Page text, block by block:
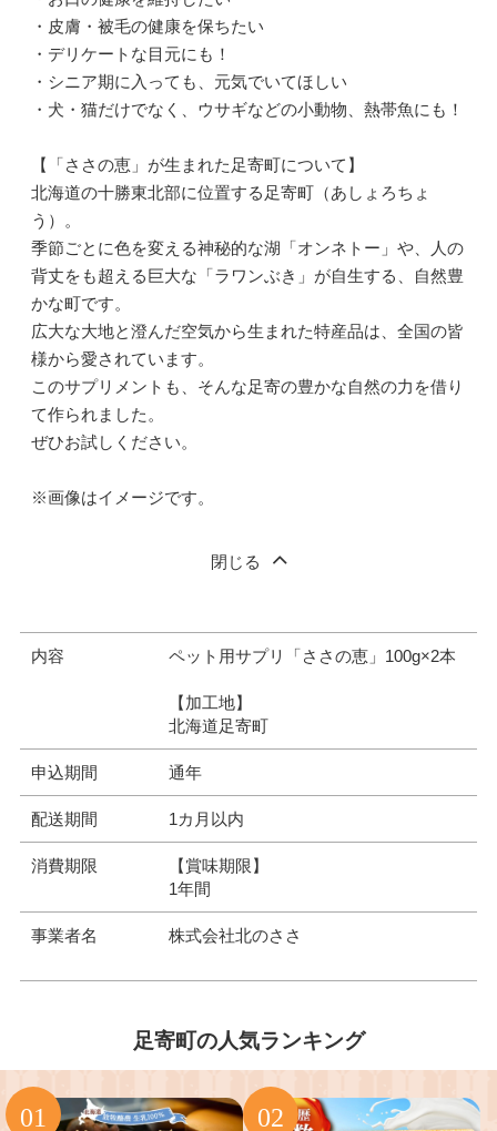
・皮膚・被毛の健康を保ちたい
・デリケートな目元にも！
・シニア期に入っても、元気でいてほしい
・犬・猫だけでなく、ウサギなどの小動物、熱帯魚にも！
【「ささの恵」が生まれた足寄町について】
北海道の十勝東北部に位置する足寄町（あしょろちょ
う）。
季節ごとに色を変える神秘的な湖「オンネトー」や、人の
背丈をも超える巨大な「ラワンぶき」が自生する、自然豊
かな町です。
広大な大地と澄んだ空気から生まれた特産品は、全国の皆
様から愛されています。
このサプリメントも、そんな足寄の豊かな自然の力を借り
て作られました。
ぜひお試しください。
※画像はイメージです。
閉じる
内容 ペット用サプリ「ささの恵」100g×2本
【加工地】
北海道足寄町
申込期間 通年
配送期間 1カ月以内
消費期限
【賞味期限】
1年間
事業者名 株式会社北のささ
足寄町の人気ランキング